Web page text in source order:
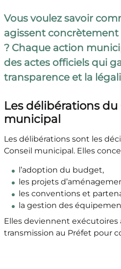
Vous voulez savoir
agissent
? Chaque action
des actes officiels qui
transparence et la
Les délibérations du
municipal
Les délibérations sont les
Conseil municipal. Elles
l’adoption du budget,
les projets
les conventions et
la gestion des
Elles deviennent
transmission au Préfet pour